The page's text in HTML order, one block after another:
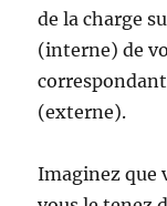
de la charge
(interne) de
(externe).
Imaginez que